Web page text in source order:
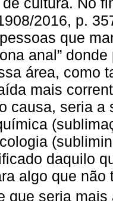
2016, p.
que
anal”
área, como
mais
causa, seria a
daquilo
algo que
que seria